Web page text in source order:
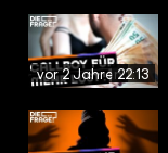
vor 2 Jahren22:13